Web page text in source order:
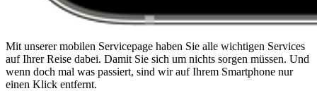
Mit unserer mobilen Servicepage haben Sie alle wichtigen Services
auf Ihrer Reise dabei. Damit Sie sich um nichts sorgen müssen. Und
wenn doch mal was passiert, sind wir auf Ihrem Smartphone nur
einen Klick entfernt.